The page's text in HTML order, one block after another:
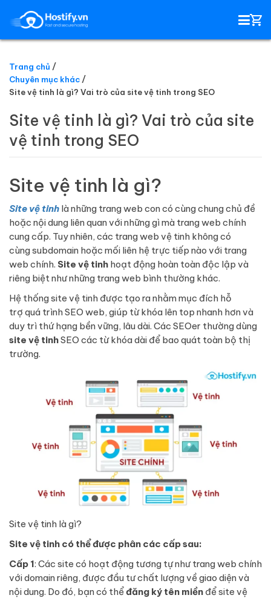
HOSTING
TÊN MIỀN
EMAIL SERVER
SSL
Trang chủ
Chuyên mục khác
Site vệ tinh là gì? Vai trò của site vệ tinh trong SEO
Site vệ tinh là gì? Vai trò của site
vệ tinh trong SEO
Site vệ tinh là gì?
Site vệ tinh là những trang web con có cùng chung chủ đề
hoặc nội dung liên quan với những gì mà trang web chính
cung cấp. Tuy nhiên, các trang web vệ tinh không có
cùng subdomain hoặc mối liên hệ trực tiếp nào với trang
web chính. Site vệ tinh hoạt động hoàn toàn độc lập và
riêng biệt như những trang web bình thường khác.
Hệ thống site vệ tinh được tạo ra nhằm mục đích hỗ
trợ quá trình SEO web, giúp từ khóa lên top nhanh hơn và
duy trì thứ hạng bền vững, lâu dài. Các SEOer thường dùng
site vệ tinhSEO các từ khóa dài để bao quát toàn bộ thị
trường.
Site vệ tinh là gì?
Site vệ tinh có thể được phân các cấp sau:
Cấp 1: Các site có hoạt động tương tự như trang web chính
với domain riêng, được đầu tư chất lượng về giao diện và
nội dung. Do đó, bạn có thểđăng ký tên miền để site vệ